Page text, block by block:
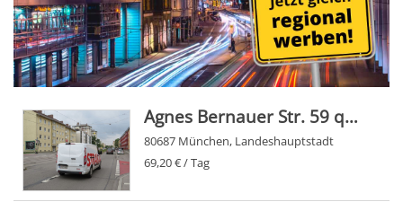
Agnes Bernauer Str. 59 quer
80687 München, Landeshauptstadt
69,20 € / Tag